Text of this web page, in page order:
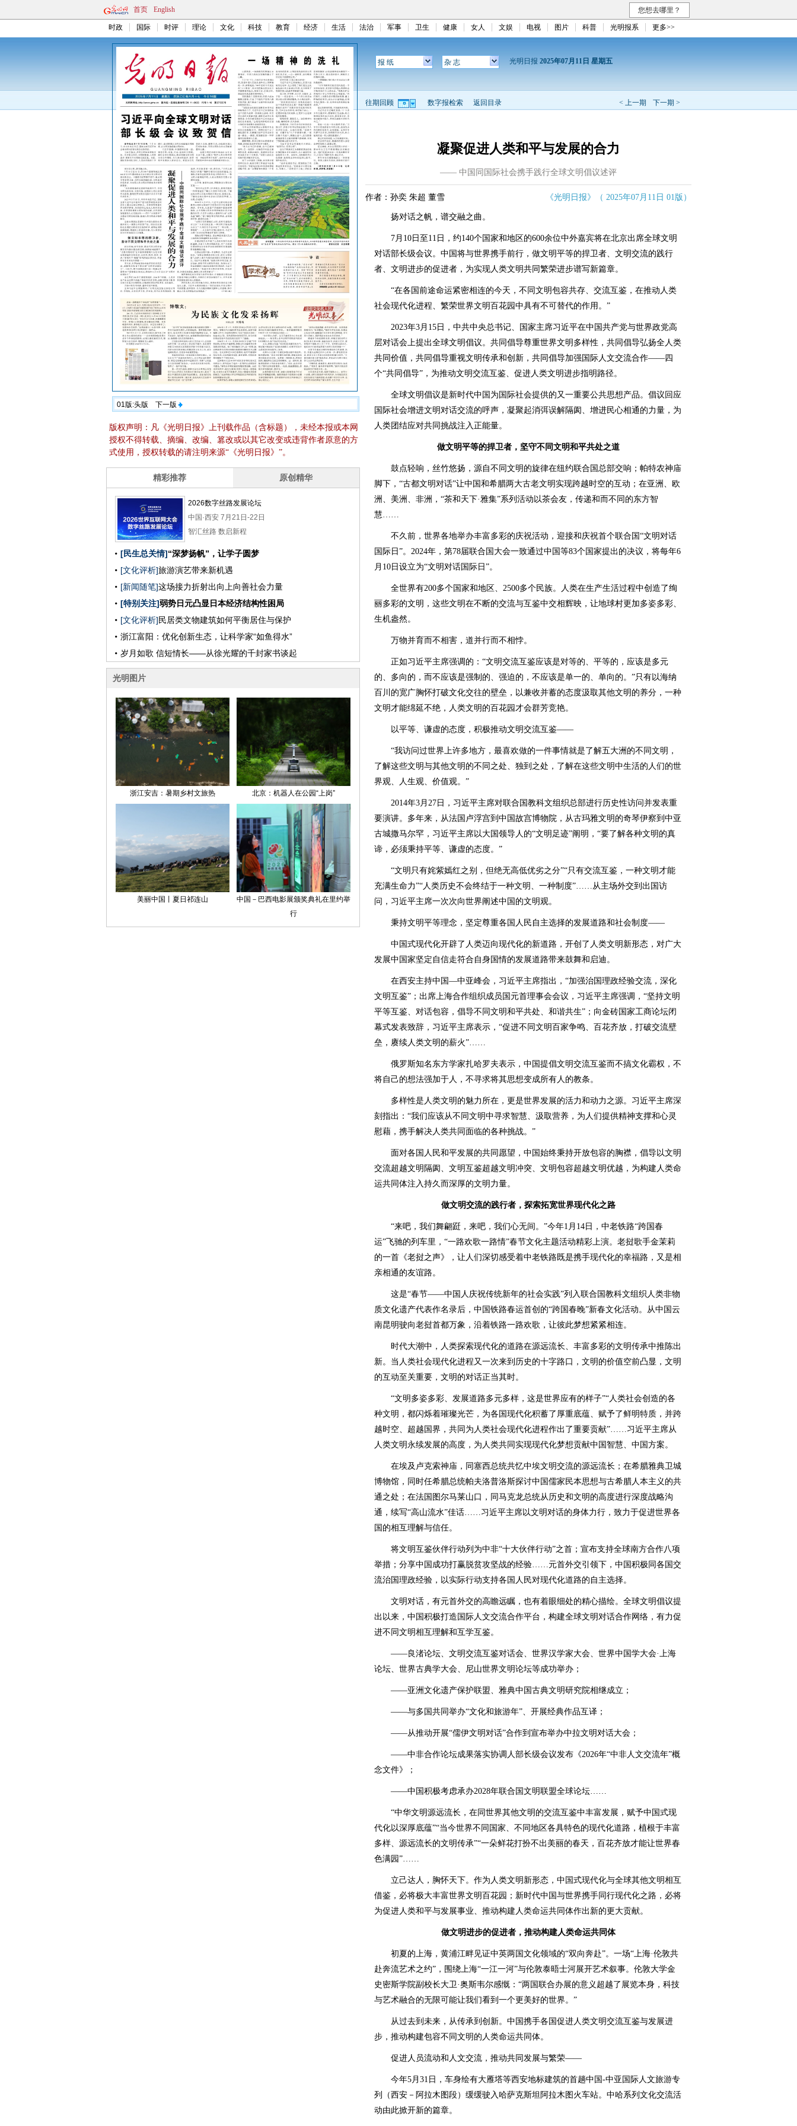
首页 English 您想去哪里？
时政 国际 时评 理论 文化 科技 教育 经济 生活 法治 军事 卫生 健康 女人 文娱 电视 图片 科普 光明报系 更多>>
01版:头版 下一版
版权声明：凡《光明日报》上刊载作品（含标题），未经本报或本网
授权不得转载、摘编、改编、篡改或以其它改变或违背作者原意的方
式使用，授权转载的请注明来源“《光明日报》”。
报 纸 杂 志 光明日报 2025年07月11日 星期五
< 上一期 下一期 >
往期回顾 数字报检索 返回目录
凝聚促进人类和平与发展的合力
—— 中国同国际社会携手践行全球文明倡议述评
作者：孙奕 朱超 董雪 《光明日报》（ 2025年07月11日 01版）
扬对话之帆，谱交融之曲。
7月10日至11日，约140个国家和地区的600余位中外嘉宾将在北京出席全球文明
对话部长级会议。中国将与世界携手前行，做文明平等的捍卫者、文明交流的践行
者、文明进步的促进者，为实现人类文明共同繁荣进步谱写新篇章。
“在各国前途命运紧密相连的今天，不同文明包容共存、交流互鉴，在推动人类
社会现代化进程、繁荣世界文明百花园中具有不可替代的作用。”
2023年3月15日，中共中央总书记、国家主席习近平在中国共产党与世界政党高
层对话会上提出全球文明倡议。共同倡导尊重世界文明多样性，共同倡导弘扬全人类
共同价值，共同倡导重视文明传承和创新，共同倡导加强国际人文交流合作——四
个“共同倡导”，为推动文明交流互鉴、促进人类文明进步指明路径。
全球文明倡议是新时代中国为国际社会提供的又一重要公共思想产品。倡议回应
国际社会增进文明对话交流的呼声，凝聚起消弭误解隔阂、增进民心相通的力量，为
人类团结应对共同挑战注入正能量。
做文明平等的捍卫者，坚守不同文明和平共处之道
鼓点轻响，丝竹悠扬，源自不同文明的旋律在纽约联合国总部交响；帕特农神庙
脚下，“古都文明对话”让中国和希腊两大古老文明实现跨越时空的互动；在亚洲、欧
洲、美洲、非洲，“茶和天下·雅集”系列活动以茶会友，传递和而不同的东方智
慧……
不久前，世界各地举办丰富多彩的庆祝活动，迎接和庆祝首个联合国“文明对话
国际日”。2024年，第78届联合国大会一致通过中国等83个国家提出的决议，将每年6
月10日设立为“文明对话国际日”。
全世界有200多个国家和地区、2500多个民族。人类在生产生活过程中创造了绚
丽多彩的文明，这些文明在不断的交流与互鉴中交相辉映，让地球村更加多姿多彩、
生机盎然。
万物并育而不相害，道并行而不相悖。
正如习近平主席强调的：“文明交流互鉴应该是对等的、平等的，应该是多元
的、多向的，而不应该是强制的、强迫的，不应该是单一的、单向的。”只有以海纳
百川的宽广胸怀打破文化交往的壁垒，以兼收并蓄的态度汲取其他文明的养分，一种
文明才能绵延不绝，人类文明的百花园才会群芳竞艳。
以平等、谦虚的态度，积极推动文明交流互鉴——
“我访问过世界上许多地方，最喜欢做的一件事情就是了解五大洲的不同文明，
了解这些文明与其他文明的不同之处、独到之处，了解在这些文明中生活的人们的世
界观、人生观、价值观。”
2014年3月27日，习近平主席对联合国教科文组织总部进行历史性访问并发表重
要演讲。多年来，从法国卢浮宫到中国故宫博物院，从古玛雅文明的奇琴伊察到中亚
古城撒马尔罕，习近平主席以大国领导人的“文明足迹”阐明，“要了解各种文明的真
谛，必须秉持平等、谦虚的态度。”
“文明只有姹紫嫣红之别，但绝无高低优劣之分”“只有交流互鉴，一种文明才能
充满生命力”“人类历史不会终结于一种文明、一种制度”……从主场外交到出国访
问，习近平主席一次次向世界阐述中国的文明观。
秉持文明平等理念，坚定尊重各国人民自主选择的发展道路和社会制度——
中国式现代化开辟了人类迈向现代化的新道路，开创了人类文明新形态，对广大
发展中国家坚定自信走符合自身国情的发展道路带来鼓舞和启迪。
在西安主持中国—中亚峰会，习近平主席指出，“加强治国理政经验交流，深化
文明互鉴”；出席上海合作组织成员国元首理事会会议，习近平主席强调，“坚持文明
平等互鉴、对话包容，倡导不同文明和平共处、和谐共生”；向金砖国家工商论坛闭
幕式发表致辞，习近平主席表示，“促进不同文明百家争鸣、百花齐放，打破交流壁
垒，赓续人类文明的薪火”……
俄罗斯知名东方学家扎哈罗夫表示，中国提倡文明交流互鉴而不搞文化霸权，不
将自己的想法强加于人，不寻求将其思想变成所有人的教条。
多样性是人类文明的魅力所在，更是世界发展的活力和动力之源。习近平主席深
刻指出：“我们应该从不同文明中寻求智慧、汲取营养，为人们提供精神支撑和心灵
慰藉，携手解决人类共同面临的各种挑战。”
面对各国人民和平发展的共同愿望，中国始终秉持开放包容的胸襟，倡导以文明
交流超越文明隔阂、文明互鉴超越文明冲突、文明包容超越文明优越，为构建人类命
运共同体注入持久而深厚的文明力量。
做文明交流的践行者，探索拓宽世界现代化之路
“来吧，我们舞翩跹，来吧，我们心无间。”今年1月14日，中老铁路“跨国春
运”飞驰的列车里，“一路欢歌一路情”春节文化主题活动精彩上演。老挝歌手金茉莉
的一首《老挝之声》，让人们深切感受着中老铁路既是携手现代化的幸福路，又是相
亲相通的友谊路。
这是“春节——中国人庆祝传统新年的社会实践”列入联合国教科文组织人类非物
质文化遗产代表作名录后，中国铁路春运首创的“跨国春晚”新春文化活动。从中国云
南昆明驶向老挝首都万象，沿着铁路一路欢歌，让彼此梦想紧紧相连。
时代大潮中，人类探索现代化的道路在源远流长、丰富多彩的文明传承中推陈出
新。当人类社会现代化进程又一次来到历史的十字路口，文明的价值空前凸显，文明
的互动至关重要，文明的对话正当其时。
“文明多姿多彩、发展道路多元多样，这是世界应有的样子”“人类社会创造的各
种文明，都闪烁着璀璨光芒，为各国现代化积蓄了厚重底蕴、赋予了鲜明特质，并跨
越时空、超越国界，共同为人类社会现代化进程作出了重要贡献”……习近平主席从
人类文明永续发展的高度，为人类共同实现现代化梦想贡献中国智慧、中国方案。
在埃及卢克索神庙，同塞西总统共忆中埃文明交流的源远流长；在希腊雅典卫城
博物馆，同时任希腊总统帕夫洛普洛斯探讨中国儒家民本思想与古希腊人本主义的共
通之处；在法国图尔马莱山口，同马克龙总统从历史和文明的高度进行深度战略沟
通，续写“高山流水”佳话……习近平主席以文明对话的身体力行，致力于促进世界各
国的相互理解与信任。
将文明互鉴伙伴行动列为中非“十大伙伴行动”之首；宣布支持全球南方合作八项
举措；分享中国成功打赢脱贫攻坚战的经验……元首外交引领下，中国积极同各国交
流治国理政经验，以实际行动支持各国人民对现代化道路的自主选择。
文明对话，有元首外交的高瞻远瞩，也有着眼细处的精心描绘。全球文明倡议提
出以来，中国积极打造国际人文交流合作平台，构建全球文明对话合作网络，有力促
进不同文明相互理解和互学互鉴。
——良渚论坛、文明交流互鉴对话会、世界汉学家大会、世界中国学大会·上海
论坛、世界古典学大会、尼山世界文明论坛等成功举办；
——亚洲文化遗产保护联盟、雅典中国古典文明研究院相继成立；
——与多国共同举办“文化和旅游年”、开展经典作品互译；
——从推动开展“儒伊文明对话”合作到宣布举办中拉文明对话大会；
——中非合作论坛成果落实协调人部长级会议发布《2026年“中非人文交流年”概
念文件》；
——中国积极考虑承办2028年联合国文明联盟全球论坛……
“中华文明源远流长，在同世界其他文明的交流互鉴中丰富发展，赋予中国式现
代化以深厚底蕴”“当今世界不同国家、不同地区各具特色的现代化道路，植根于丰富
多样、源远流长的文明传承”“一朵鲜花打扮不出美丽的春天，百花齐放才能让世界春
色满园”……
立己达人，胸怀天下。作为人类文明新形态，中国式现代化与全球其他文明相互
借鉴，必将极大丰富世界文明百花园；新时代中国与世界携手同行现代化之路，必将
为促进人类和平与发展事业、推动构建人类命运共同体作出新的更大贡献。
做文明进步的促进者，推动构建人类命运共同体
初夏的上海，黄浦江畔见证中英两国文化领域的“双向奔赴”。一场“上海·伦敦共
赴奔流艺术之约”，围绕上海“一江一河”与伦敦泰晤士河展开艺术叙事。伦敦大学金
史密斯学院副校长大卫·奥斯韦尔感慨：“两国联合办展的意义超越了展览本身，科技
与艺术融合的无限可能让我们看到一个更美好的世界。”
从过去到未来，从传承到创新。中国携手各国促进人类文明交流互鉴与发展进
步，推动构建包容不同文明的人类命运共同体。
促进人员流动和人文交流，推动共同发展与繁荣——
今年5月31日，车身绘有大雁塔等西安地标建筑的首趟中国-中亚国际人文旅游专
列（西安－阿拉木图段）缓缓驶入哈萨克斯坦阿拉木图火车站。中哈系列文化交流活
动由此掀开新的篇章。